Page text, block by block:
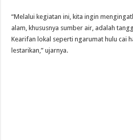
“Melalui kegiatan ini, kita ingin
alam, khususnya sumber air, adalah
Kearifan lokal seperti ngarumat hulu cai
lestarikan,” ujarnya.